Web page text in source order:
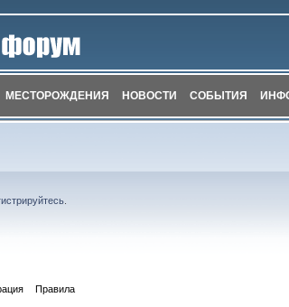
МЕСТОРОЖДЕНИЯ НОВОСТИ СОБЫТИЯ
Правила